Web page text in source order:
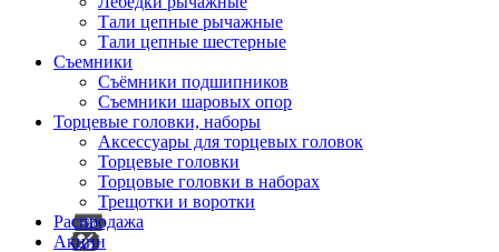
Тали цепные рычажные
Тали цепные шестерные
Съемники
Съёмники подшипников
Съемники шаровых опор
Торцевые головки, наборы
Аксессуары для торцевых головок
Торцевые головки
Торцовые головки в наборах
Трещотки и воротки
Распродажа
Акции